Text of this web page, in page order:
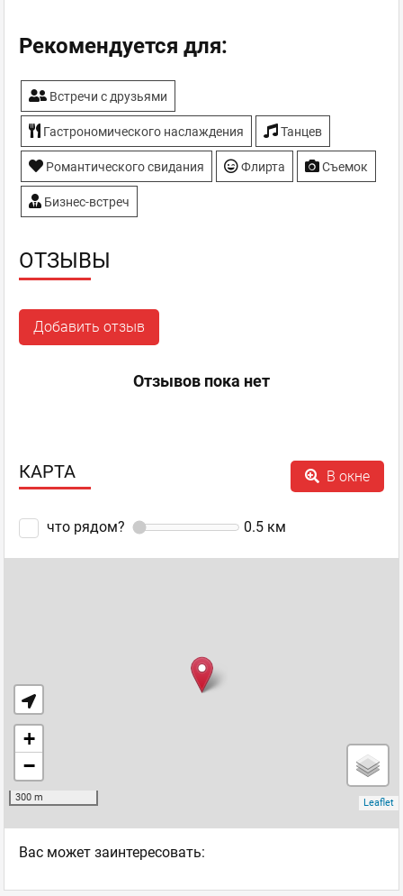
Рекомендуется для:
Встречи с друзьями
Гастрономического наслаждения Танцев
Романтического свидания Флирта Съемок
Бизнес-встреч
ОТЗЫВЫ
Добавить отзыв
Отзывов пока нет
КАРТА В окне
что рядом? 0.5 км
Ваc может заинтересовать: